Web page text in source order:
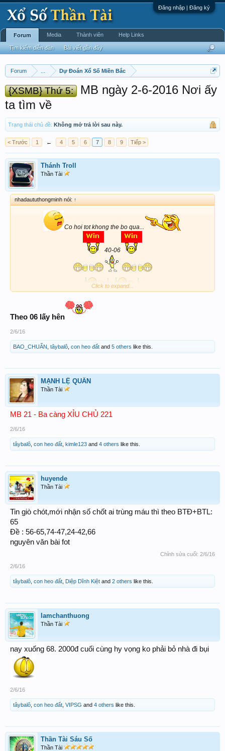
Đăng nhập | Đăng ký
Forum Dự Đoán Xổ Số Miền Bắc
{XSMB} Thứ 5:
MB ngày 2-6-2016 Nơi ấy
ta tìm về
Trạng thái chủ đề: Không mở trả lời sau này.
< Trước 1 ← 4 5 6 7 8 9 Tiếp >
Thánh Troll
Thần Tài
nhadaututhongminh nói: ↑
Co hoi tot khong the bo qua...
40-06
Click to expand...
Theo 06 lấy hên
2/6/16
BAO_CHUẨN tâybalô con heo đất and 5 others like this.
MẠNH LỆ QUÂN
Thần Tài
MB 21 - Ba càng XỈU CHỦ 221
2/6/16
tâybalô con heo đất kimle123 and 4 others like this.
huyende
Thần Tài
Tin giò chót,mới nhận số chốt ai trùng máu thì theo BTĐ+BTL:
65
Đề : 56-65,74-47,24-42,66
nguyên văn bài fot
Chỉnh sửa cuối: 2/6/16
2/6/16
tâybalô con heo đất Diệp Dĩnh Kiệt and 2 others like this.
lamchanthuong
Thần Tài
nay xuống 68. 2000đ cuối cùng hy vọng ko phải bỏ nhà đi bụi
2/6/16
tâybalô con heo đất VIPSG and 4 others like this.
Thần Tài Sáu Số
Thần Tài
Forum
Tìm kiếm diễn đàn Bài viết gần đây
Media Thành viên Help Links